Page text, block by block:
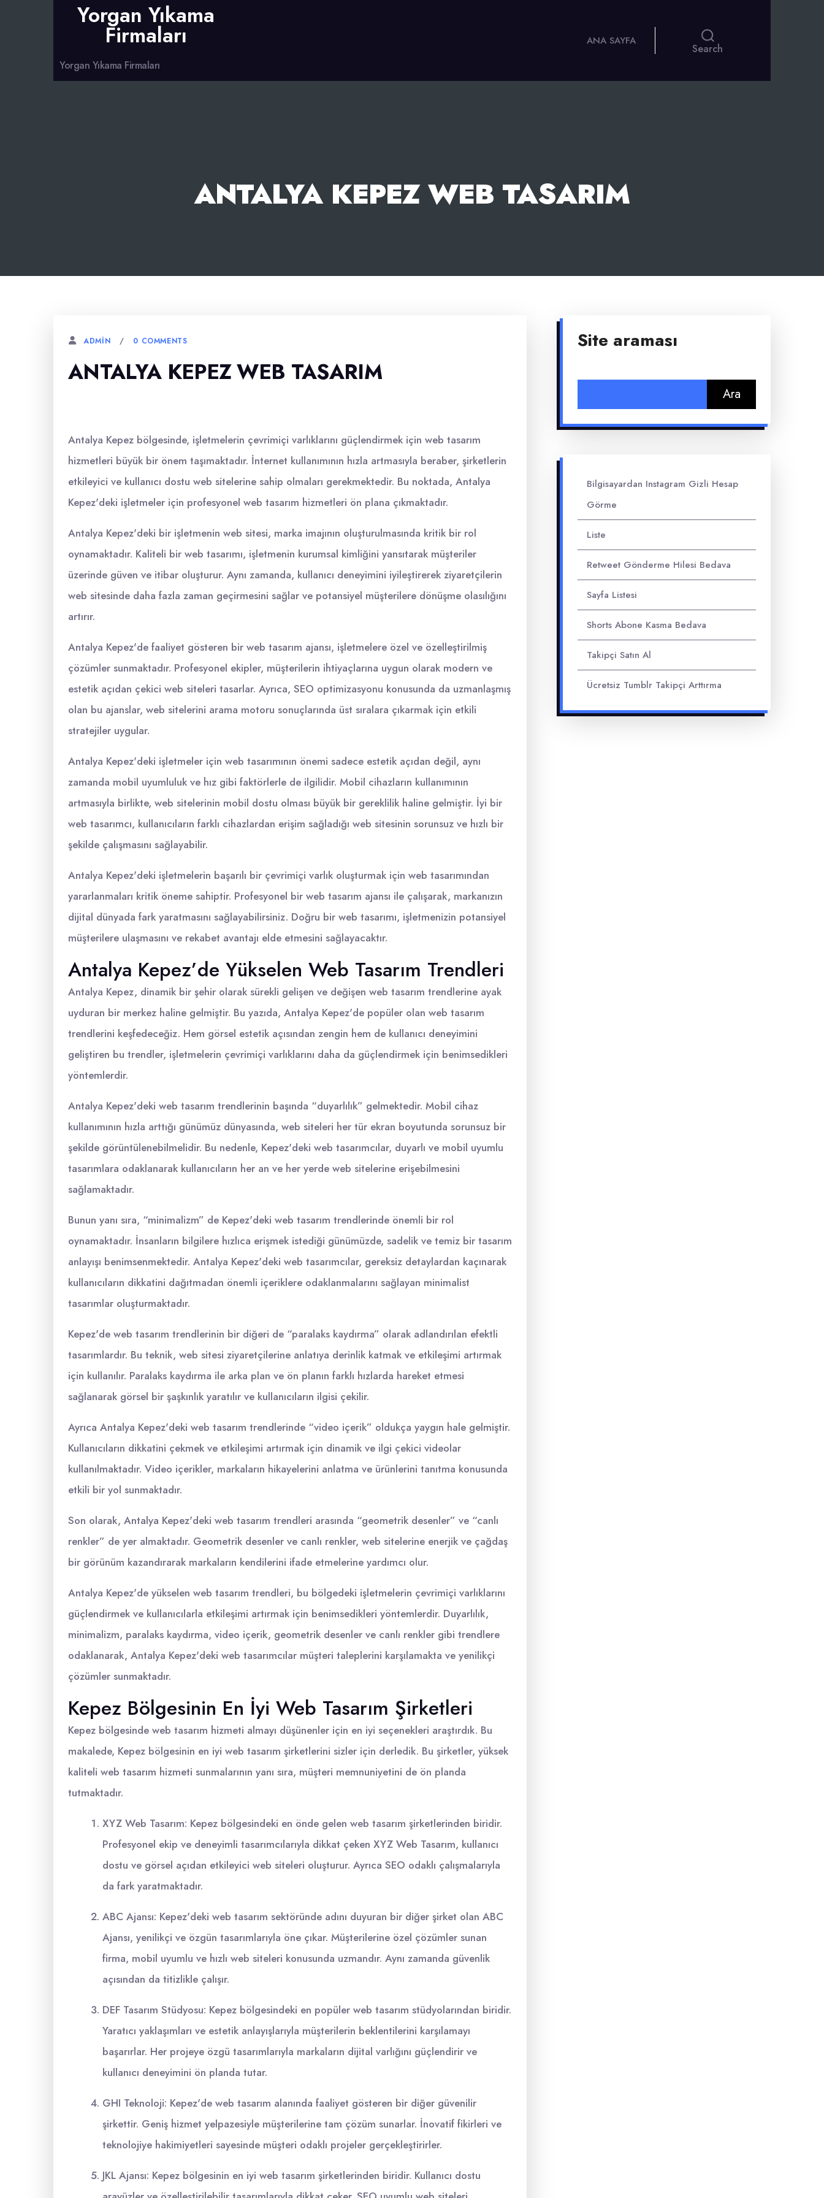
Yorgan Yıkama
Firmaları
Yorgan Yıkama Firmaları
ANA SAYFA
Search
ANTALYA KEPEZ WEB TASARIM
ADMIN 0 COMMENTS
ANTALYA KEPEZ WEB TASARIM
Antalya Kepez bölgesinde, işletmelerin çevrimiçi varlıklarını güçlendirmek için web tasarım
hizmetleri büyük bir önem taşımaktadır. İnternet kullanımının hızla artmasıyla beraber, şirketlerin
etkileyici ve kullanıcı dostu web sitelerine sahip olmaları gerekmektedir. Bu noktada, Antalya
Kepez'deki işletmeler için profesyonel web tasarım hizmetleri ön plana çıkmaktadır.
Antalya Kepez'deki bir işletmenin web sitesi, marka imajının oluşturulmasında kritik bir rol
oynamaktadır. Kaliteli bir web tasarımı, işletmenin kurumsal kimliğini yansıtarak müşteriler
üzerinde güven ve itibar oluşturur. Aynı zamanda, kullanıcı deneyimini iyileştirerek ziyaretçilerin
web sitesinde daha fazla zaman geçirmesini sağlar ve potansiyel müşterilere dönüşme olasılığını
artırır.
Antalya Kepez'de faaliyet gösteren bir web tasarım ajansı, işletmelere özel ve özelleştirilmiş
çözümler sunmaktadır. Profesyonel ekipler, müşterilerin ihtiyaçlarına uygun olarak modern ve
estetik açıdan çekici web siteleri tasarlar. Ayrıca, SEO optimizasyonu konusunda da uzmanlaşmış
olan bu ajanslar, web sitelerini arama motoru sonuçlarında üst sıralara çıkarmak için etkili
stratejiler uygular.
Antalya Kepez'deki işletmeler için web tasarımının önemi sadece estetik açıdan değil, aynı
zamanda mobil uyumluluk ve hız gibi faktörlerle de ilgilidir. Mobil cihazların kullanımının
artmasıyla birlikte, web sitelerinin mobil dostu olması büyük bir gereklilik haline gelmiştir. İyi bir
web tasarımcı, kullanıcıların farklı cihazlardan erişim sağladığı web sitesinin sorunsuz ve hızlı bir
şekilde çalışmasını sağlayabilir.
Antalya Kepez'deki işletmelerin başarılı bir çevrimiçi varlık oluşturmak için web tasarımından
yararlanmaları kritik öneme sahiptir. Profesyonel bir web tasarım ajansı ile çalışarak, markanızın
dijital dünyada fark yaratmasını sağlayabilirsiniz. Doğru bir web tasarımı, işletmenizin potansiyel
müşterilere ulaşmasını ve rekabet avantajı elde etmesini sağlayacaktır.
Antalya Kepez’de Yükselen Web Tasarım Trendleri
Antalya Kepez, dinamik bir şehir olarak sürekli gelişen ve değişen web tasarım trendlerine ayak
uyduran bir merkez haline gelmiştir. Bu yazıda, Antalya Kepez'de popüler olan web tasarım
trendlerini keşfedeceğiz. Hem görsel estetik açısından zengin hem de kullanıcı deneyimini
geliştiren bu trendler, işletmelerin çevrimiçi varlıklarını daha da güçlendirmek için benimsedikleri
yöntemlerdir.
Antalya Kepez'deki web tasarım trendlerinin başında “duyarlılık” gelmektedir. Mobil cihaz
kullanımının hızla arttığı günümüz dünyasında, web siteleri her tür ekran boyutunda sorunsuz bir
şekilde görüntülenebilmelidir. Bu nedenle, Kepez'deki web tasarımcılar, duyarlı ve mobil uyumlu
tasarımlara odaklanarak kullanıcıların her an ve her yerde web sitelerine erişebilmesini
sağlamaktadır.
Bunun yanı sıra, “minimalizm” de Kepez'deki web tasarım trendlerinde önemli bir rol
oynamaktadır. İnsanların bilgilere hızlıca erişmek istediği günümüzde, sadelik ve temiz bir tasarım
anlayışı benimsenmektedir. Antalya Kepez'deki web tasarımcılar, gereksiz detaylardan kaçınarak
kullanıcıların dikkatini dağıtmadan önemli içeriklere odaklanmalarını sağlayan minimalist
tasarımlar oluşturmaktadır.
Kepez'de web tasarım trendlerinin bir diğeri de “paralaks kaydırma” olarak adlandırılan efektli
tasarımlardır. Bu teknik, web sitesi ziyaretçilerine anlatıya derinlik katmak ve etkileşimi artırmak
için kullanılır. Paralaks kaydırma ile arka plan ve ön planın farklı hızlarda hareket etmesi
sağlanarak görsel bir şaşkınlık yaratılır ve kullanıcıların ilgisi çekilir.
Ayrıca Antalya Kepez'deki web tasarım trendlerinde “video içerik” oldukça yaygın hale gelmiştir.
Kullanıcıların dikkatini çekmek ve etkileşimi artırmak için dinamik ve ilgi çekici videolar
kullanılmaktadır. Video içerikler, markaların hikayelerini anlatma ve ürünlerini tanıtma konusunda
etkili bir yol sunmaktadır.
Son olarak, Antalya Kepez'deki web tasarım trendleri arasında “geometrik desenler” ve “canlı
renkler” de yer almaktadır. Geometrik desenler ve canlı renkler, web sitelerine enerjik ve çağdaş
bir görünüm kazandırarak markaların kendilerini ifade etmelerine yardımcı olur.
Antalya Kepez'de yükselen web tasarım trendleri, bu bölgedeki işletmelerin çevrimiçi varlıklarını
güçlendirmek ve kullanıcılarla etkileşimi artırmak için benimsedikleri yöntemlerdir. Duyarlılık,
minimalizm, paralaks kaydırma, video içerik, geometrik desenler ve canlı renkler gibi trendlere
odaklanarak, Antalya Kepez'deki web tasarımcılar müşteri taleplerini karşılamakta ve yenilikçi
çözümler sunmaktadır.
Kepez Bölgesinin En İyi Web Tasarım Şirketleri
Kepez bölgesinde web tasarım hizmeti almayı düşünenler için en iyi seçenekleri araştırdık. Bu
makalede, Kepez bölgesinin en iyi web tasarım şirketlerini sizler için derledik. Bu şirketler, yüksek
kaliteli web tasarım hizmeti sunmalarının yanı sıra, müşteri memnuniyetini de ön planda
tutmaktadır.
XYZ Web Tasarım: Kepez bölgesindeki en önde gelen web tasarım şirketlerinden biridir.
Profesyonel ekip ve deneyimli tasarımcılarıyla dikkat çeken XYZ Web Tasarım, kullanıcı
dostu ve görsel açıdan etkileyici web siteleri oluşturur. Ayrıca SEO odaklı çalışmalarıyla
da fark yaratmaktadır.
ABC Ajansı: Kepez'deki web tasarım sektöründe adını duyuran bir diğer şirket olan ABC
Ajansı, yenilikçi ve özgün tasarımlarıyla öne çıkar. Müşterilerine özel çözümler sunan
firma, mobil uyumlu ve hızlı web siteleri konusunda uzmandır. Aynı zamanda güvenlik
açısından da titizlikle çalışır.
DEF Tasarım Stüdyosu: Kepez bölgesindeki en popüler web tasarım stüdyolarından biridir.
Yaratıcı yaklaşımları ve estetik anlayışlarıyla müşterilerin beklentilerini karşılamayı
başarırlar. Her projeye özgü tasarımlarıyla markaların dijital varlığını güçlendirir ve
kullanıcı deneyimini ön planda tutar.
GHI Teknoloji: Kepez'de web tasarım alanında faaliyet gösteren bir diğer güvenilir
şirkettir. Geniş hizmet yelpazesiyle müşterilerine tam çözüm sunarlar. İnovatif fikirleri ve
teknolojiye hakimiyetleri sayesinde müşteri odaklı projeler gerçekleştirirler.
JKL Ajansı: Kepez bölgesinin en iyi web tasarım şirketlerinden biridir. Kullanıcı dostu
Site araması
Bilgisayardan Instagram Gizli Hesap
Görme
Liste
Retweet Gönderme Hilesi Bedava
Sayfa Listesi
Shorts Abone Kasma Bedava
Takipçi Satın Al
Ücretsiz Tumblr Takipçi Arttırma